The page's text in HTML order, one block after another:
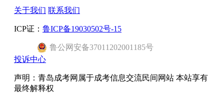
关于我们 联系我们
ICP证： 鲁ICP备19030502号-15
鲁公网安备37011202001185号
投诉中心
声明：青岛成考网属于成考信息交流民间网站 本站享有
最终解释权